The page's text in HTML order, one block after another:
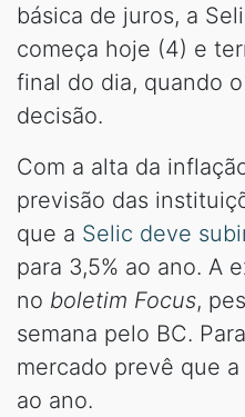
básica de juros, a
começa hoje (4) e
final do dia, quando
decisão.
Com a alta da
previsão das
que a Selic deve
para 3,5% ao ano. A
no boletim Focus,
semana pelo BC.
mercado prevê que
ao ano.